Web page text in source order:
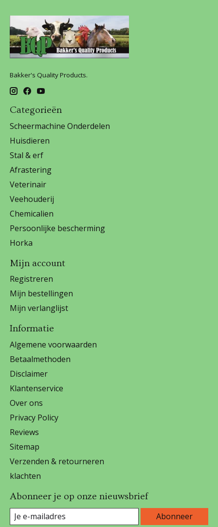
Bakker's Quality Products.
Categorieën
Scheermachine Onderdelen
Huisdieren
Stal & erf
Afrastering
Veterinair
Veehouderij
Chemicalien
Persoonlijke bescherming
Horka
Mijn account
Registreren
Mijn bestellingen
Mijn verlanglijst
Informatie
Algemene voorwaarden
Betaalmethoden
Disclaimer
Klantenservice
Over ons
Privacy Policy
Reviews
Sitemap
Verzenden & retourneren
klachten
Abonneer je op onze nieuwsbrief
Abonneer